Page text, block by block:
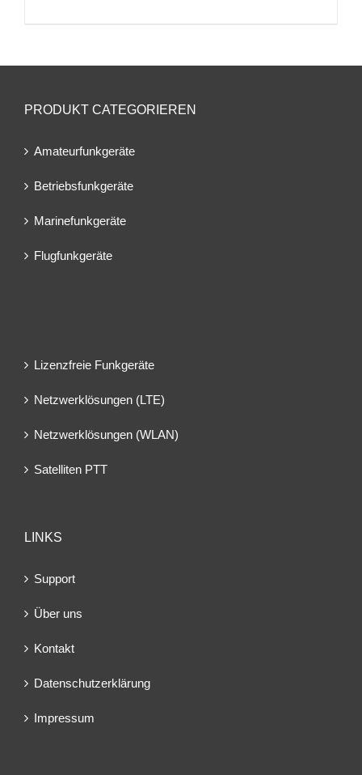
PRODUKT CATEGORIEREN
Amateurfunkgeräte
Betriebsfunkgeräte
Marinefunkgeräte
Flugfunkgeräte
Lizenzfreie Funkgeräte
Netzwerklösungen (LTE)
Netzwerklösungen (WLAN)
Satelliten PTT
LINKS
Support
Über uns
Kontakt
Datenschutzerklärung
Impressum